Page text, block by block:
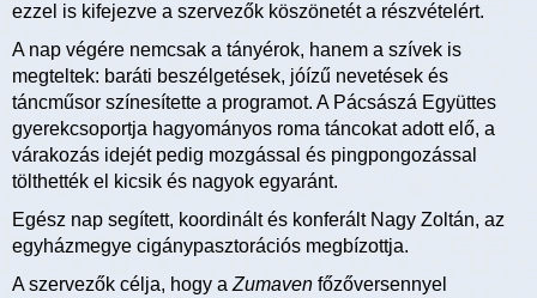
ezzel is kifejezve a szervezők köszönetét a részvételért.
A nap végére nemcsak a tányérok, hanem a szívek is
megteltek: baráti beszélgetések, jóízű nevetések és
táncműsor színesítette a programot. A Pácsászá Együttes
gyerekcsoportja hagyományos roma táncokat adott elő, a
várakozás idejét pedig mozgással és pingpongozással
tölthették el kicsik és nagyok egyaránt.
Egész nap segített, koordinált és konferált Nagy Zoltán, az
egyházmegye cigánypasztorációs megbízottja.
A szervezők célja, hogy a Zumaven főzőversennyel